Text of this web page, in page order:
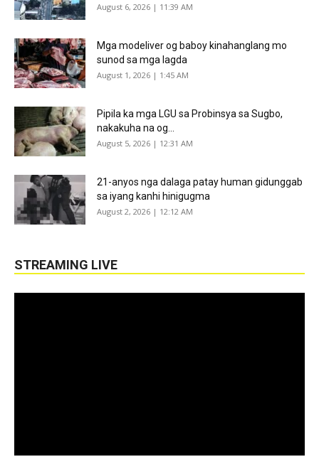
August 6, 2026 | 11:39 AM
Mga modeliver og baboy kinahanglang mo
sunod sa mga lagda
August 1, 2026 | 1:45 AM
Pipila ka mga LGU sa Probinsya sa Sugbo,
nakakuha na og...
August 5, 2026 | 12:31 AM
21-anyos nga dalaga patay human gidunggab
sa iyang kanhi hinigugma
August 2, 2026 | 12:12 AM
STREAMING LIVE